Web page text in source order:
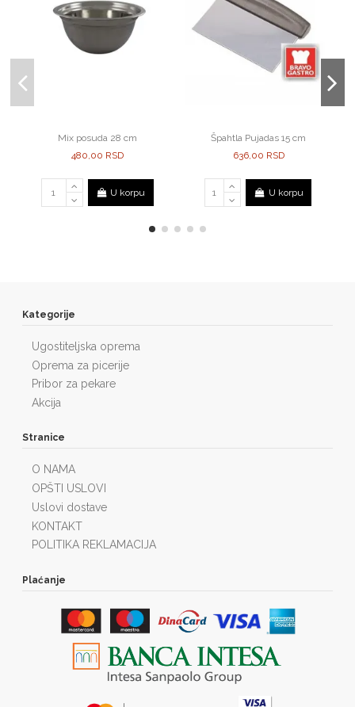
Mix posuda 28 cm
480,00 RSD
U korpu
Špahtla Pujadas 15 cm
636,00 RSD
U korpu
Kategorije
Ugostiteljska oprema
Oprema za picerije
Pribor za pekare
Akcija
Stranice
O NAMA
OPŠTI USLOVI
Uslovi dostave
KONTAKT
POLITIKA REKLAMACIJA
Plaćanje